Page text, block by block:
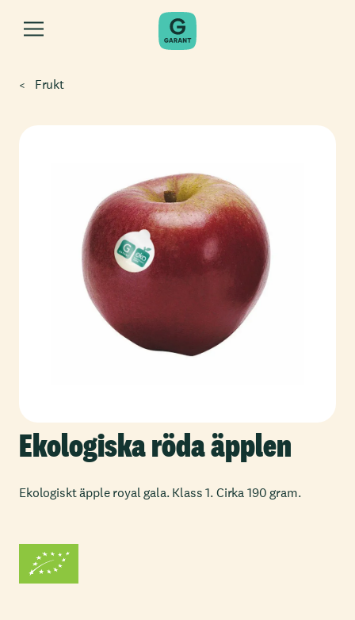
Frukt
Ekologiska röda äpplen
Ekologiskt äpple royal gala. Klass 1. Cirka 190 gram.